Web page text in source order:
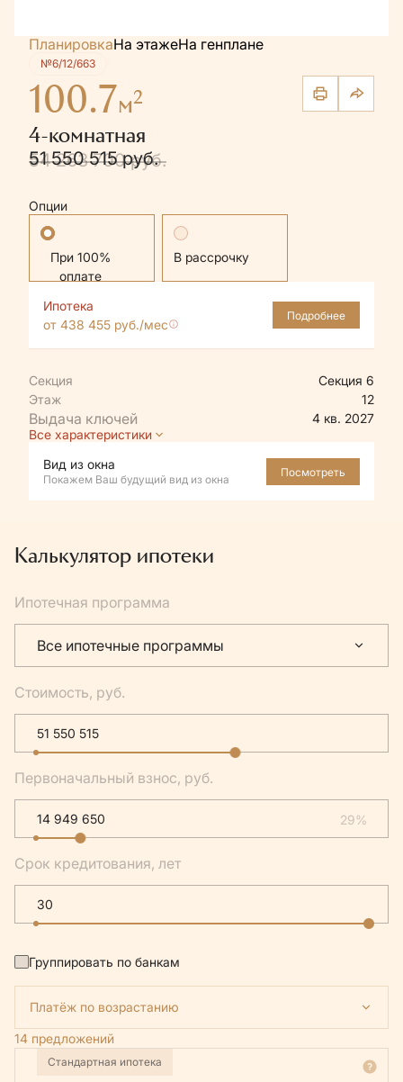
ПланировкаНа этажеНа генплане
№6/12/663
100.7м2
4-комнатная
54 263 700 руб.
51 550 515 руб.
Опции
Стандартная В рассрочку
Ипотека
от 438 455 руб./мес
Подробнее
Секция
Секция 6
Этаж
12
4 кв. 2027
Все характеристики
Вид из окна
Покажем Ваш будущий вид из окна
Посмотреть
Калькулятор ипотеки
Ипотечная программа
Все ипотечные программы
Стоимость, руб.
Первоначальный взнос, руб.
29%
Срок кредитования, лет
Группировать по банкам
Платёж по возрастанию
14 предложений
Стандартная ипотека